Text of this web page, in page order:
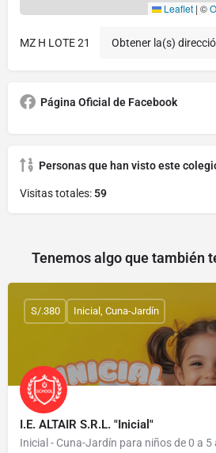
Leaflet | ©
MZ H LOTE 21 Obtener la(s)
Página Oficial de Facebook
Personas que han visto este
Visitas totales: 59
Tenemos algo que también
I.E. ALTAIR S.R.L. "Inicial"
Inicial - Cuna-Jardín para niños de 0 a 5
S/.380 Inicial, Cuna-Jardín